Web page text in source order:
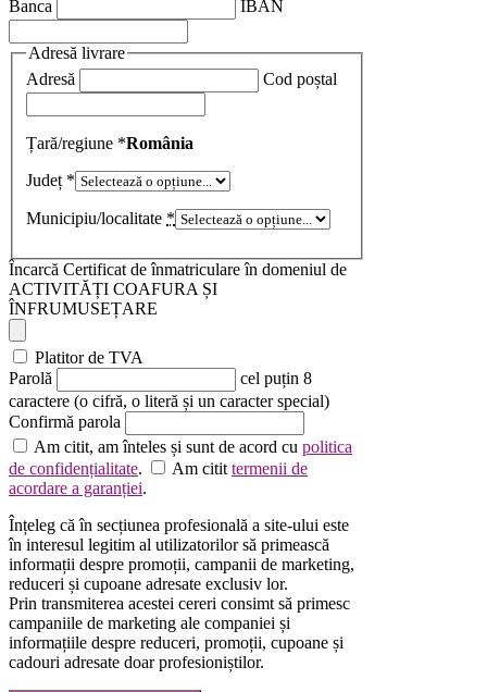
Banca IBAN
Adresă livrare
Adresă
Cod poștal
Țară/regiune *România
Județ *
Municipiu/localitate *
Încarcă Certificat de înmatriculare în domeniul de
ACTIVITĂȚI COAFURA ȘI
ÎNFRUMUSEȚARE
Platitor de TVA
Parolă
cel puțin 8
caractere (o cifră, o literă și un caracter special)
Confirmă parola
Am citit, am înteles și sunt de acord cu politica
de confidențialitate. Am citit termenii de
acordare a garanției.
Înțeleg că în secțiunea profesională a site-ului este
în interesul legitim al utilizatorilor să primească
informații despre promoții, campanii de marketing,
reduceri și cupoane adresate exclusiv lor.
Prin transmiterea acestei cereri consimt să primesc
campaniile de marketing ale companiei și
informațiile despre reduceri, promoții, cupoane și
cadouri adresate doar profesioniștilor.